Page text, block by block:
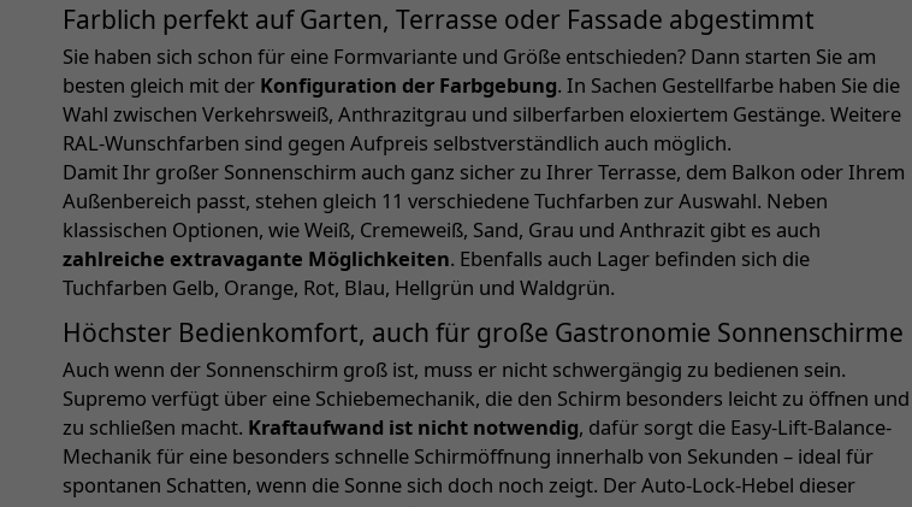
Farblich perfekt auf Garten, Terrasse oder Fassade abgestimmt
Sie haben sich schon für eine Formvariante und Größe entschieden? Dann starten Sie am
besten gleich mit der Konfiguration der Farbgebung. In Sachen Gestellfarbe haben Sie die
Wahl zwischen Verkehrsweiß, Anthrazitgrau und silberfarben eloxiertem Gestänge. Weitere
RAL-Wunschfarben sind gegen Aufpreis selbstverständlich auch möglich.
Damit Ihr großer Sonnenschirm auch ganz sicher zu Ihrer Terrasse, dem Balkon oder Ihrem
Außenbereich passt, stehen gleich 11 verschiedene Tuchfarben zur Auswahl. Neben
klassischen Optionen, wie Weiß, Cremeweiß, Sand, Grau und Anthrazit gibt es auch
zahlreiche extravagante Möglichkeiten. Ebenfalls auch Lager befinden sich die
Tuchfarben Gelb, Orange, Rot, Blau, Hellgrün und Waldgrün.
Höchster Bedienkomfort, auch für große Gastronomie Sonnenschirme
Auch wenn der Sonnenschirm groß ist, muss er nicht schwergängig zu bedienen sein.
Supremo verfügt über eine Schiebemechanik, die den Schirm besonders leicht zu öffnen und
zu schließen macht. Kraftaufwand ist nicht notwendig, dafür sorgt die Easy-Lift-Balance-
Mechanik für eine besonders schnelle Schirmöffnung innerhalb von Sekunden – ideal für
spontanen Schatten, wenn die Sonne sich doch noch zeigt. Der Auto-Lock-Hebel dieser